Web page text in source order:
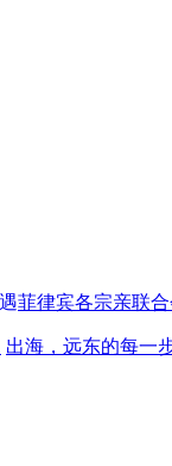
菲律宾各宗亲联
出海，远东的每一